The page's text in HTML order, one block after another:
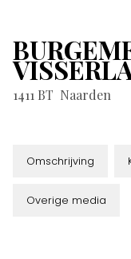
1411 BT Naarden
Omschrijving
Overige media